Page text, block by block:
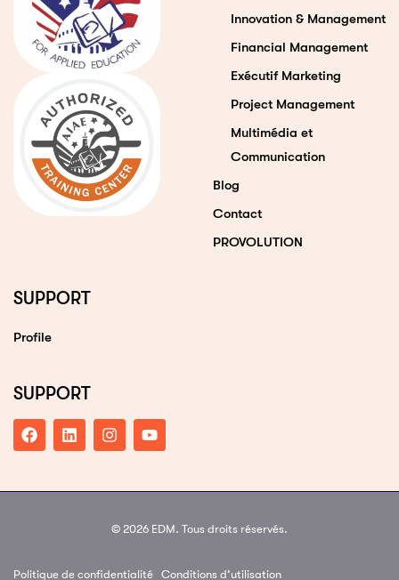
Innovation & Management
Financial Management
Exécutif Marketing
Project Management
Multimédia et
Communication
Blog
Contact
PROVOLUTION
SUPPORT
Profile
SUPPORT
© 2026 EDM. Tous droits réservés.
Politique de confidentialité Conditions d’utilisation